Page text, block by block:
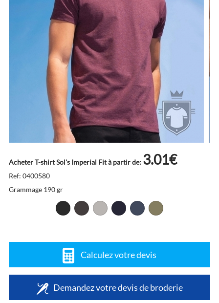
Acheter T-shirt Sol's Imperial Fit à partir de: 3.01€
Ref: 0400580
Grammage 190 gr
Calculez votre devis
Demandez votre devis de broderie